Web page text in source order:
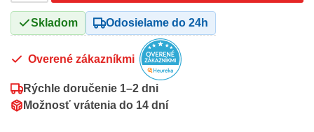
Skladom Odosielame do 24h
Overené zákazníkmi
Rýchle doručenie 1–2 dni
Možnosť vrátenia do 14 dní